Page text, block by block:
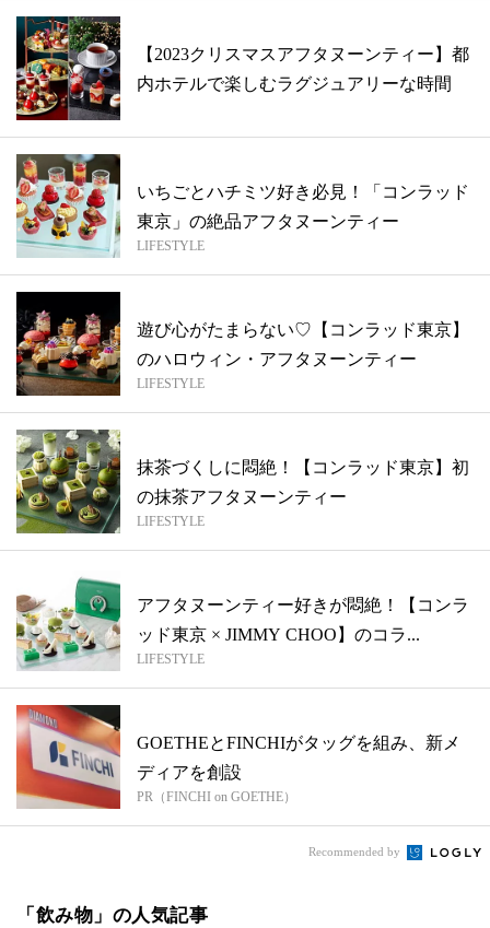
【2023クリスマスアフタヌーンティー】都
内ホテルで楽しむラグジュアリーな時間
いちごとハチミツ好き必見！「コンラッド
東京」の絶品アフタヌーンティー
LIFESTYLE
遊び心がたまらない♡【コンラッド東京】
のハロウィン・アフタヌーンティー
LIFESTYLE
抹茶づくしに悶絶！【コンラッド東京】初
の抹茶アフタヌーンティー
LIFESTYLE
アフタヌーンティー好きが悶絶！【コンラ
ッド東京 × JIMMY CHOO】のコラ...
LIFESTYLE
GOETHEとFINCHIがタッグを組み、新メ
ディアを創設
PR（FINCHI on GOETHE）
Recommended by
「飲み物」の人気記事